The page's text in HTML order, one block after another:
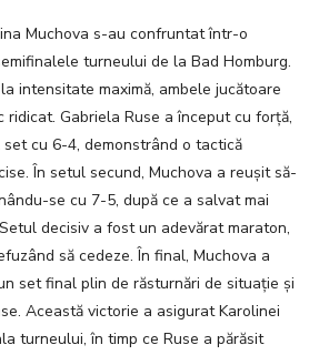
Muchova s-au confruntat într-o
turneului de la Bad Homburg.
intensitate maximă, ambele jucătoare
ridicat. Gabriela Ruse a început cu forță,
cu 6-4, demonstrând o tactică
În setul secund, Muchova a reușit să-
se cu 7-5, după ce a salvat mai
decisiv a fost un adevărat maraton,
să cedeze. În final, Muchova a
set final plin de răsturnări de situație și
Această victorie a asigurat Karolinei
turneului, în timp ce Ruse a părăsit